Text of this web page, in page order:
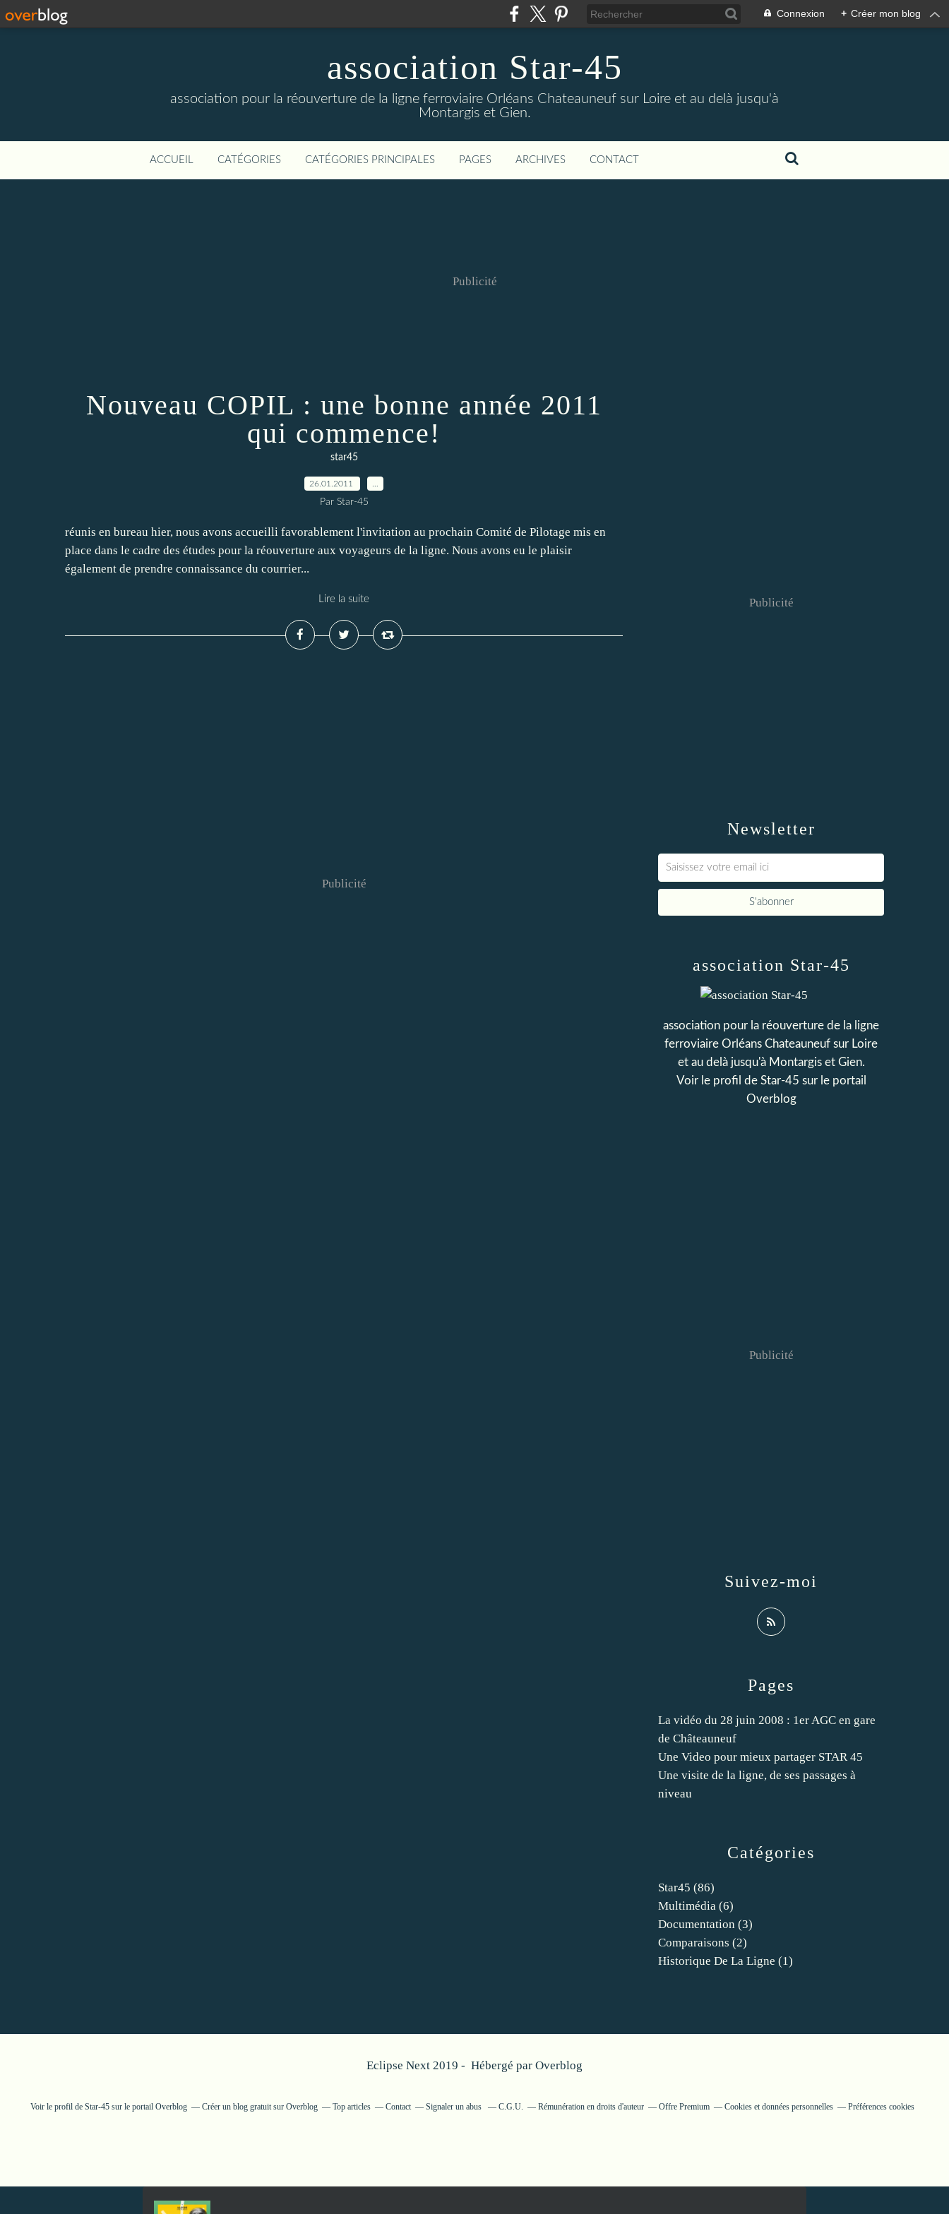
Connexion + Créer mon blog
association Star-45
association pour la réouverture de la ligne ferroviaire Orléans Chateauneuf sur Loire et au delà jusqu'à
Montargis et Gien.
ACCUEIL CATÉGORIES CATÉGORIES PRINCIPALES PAGES ARCHIVES CONTACT
Publicité
Nouveau COPIL : une bonne année 2011
qui commence!
star45
26.01.2011
Par Star-45
réunis en bureau hier, nous avons accueilli favorablement l'invitation au prochain Comité de Pilotage mis en
place dans le cadre des études pour la réouverture aux voyageurs de la ligne. Nous avons eu le plaisir
également de prendre connaissance du courrier...
Lire la suite
Publicité
Newsletter
Publicité
Catégories
Star45 (86)
Multimédia (6)
Documentation (3)
Comparaisons (2)
Historique De La Ligne (1)
Pages
La vidéo du 28 juin 2008 : 1er AGC en gare
de Châteauneuf
Une Video pour mieux partager STAR 45
Une visite de la ligne, de ses passages à
niveau
association Star-45
association pour la réouverture de la ligne
ferroviaire Orléans Chateauneuf sur Loire
et au delà jusqu'à Montargis et Gien.
Voir le profil de Star-45 sur le portail
Overblog
Suivez-moi
Publicité
Eclipse Next 2019 - Hébergé par Overblog
Voir le profil de Star-45 sur le portail Overblog Créer un blog gratuit sur Overblog Top articles Contact Signaler un abus C.G.U. Rémunération en droits d'auteur Offre Premium Cookies et données personnelles Préférences cookies